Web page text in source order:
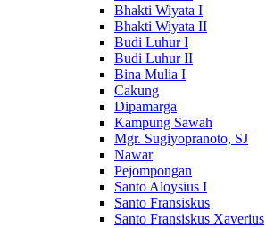
Bhakti Wiyata I
Bhakti Wiyata II
Budi Luhur I
Budi Luhur II
Bina Mulia I
Cakung
Dipamarga
Kampung Sawah
Mgr. Sugiyopranoto, SJ
Nawar
Pejompongan
Santo Aloysius I
Santo Fransiskus
Santo Fransiskus Xaverius